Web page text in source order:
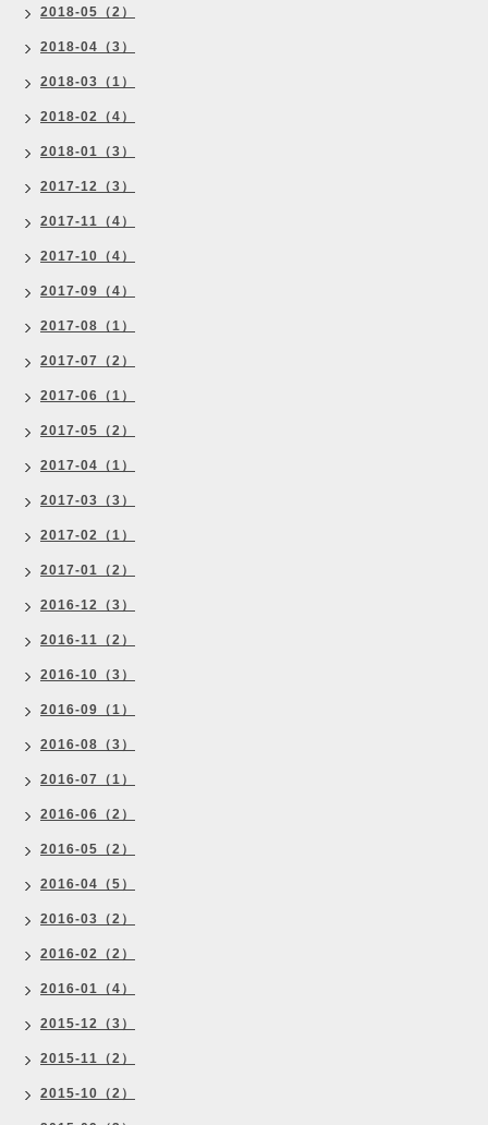
2018-05（2）
2018-04（3）
2018-03（1）
2018-02（4）
2018-01（3）
2017-12（3）
2017-11（4）
2017-10（4）
2017-09（4）
2017-08（1）
2017-07（2）
2017-06（1）
2017-05（2）
2017-04（1）
2017-03（3）
2017-02（1）
2017-01（2）
2016-12（3）
2016-11（2）
2016-10（3）
2016-09（1）
2016-08（3）
2016-07（1）
2016-06（2）
2016-05（2）
2016-04（5）
2016-03（2）
2016-02（2）
2016-01（4）
2015-12（3）
2015-11（2）
2015-10（2）